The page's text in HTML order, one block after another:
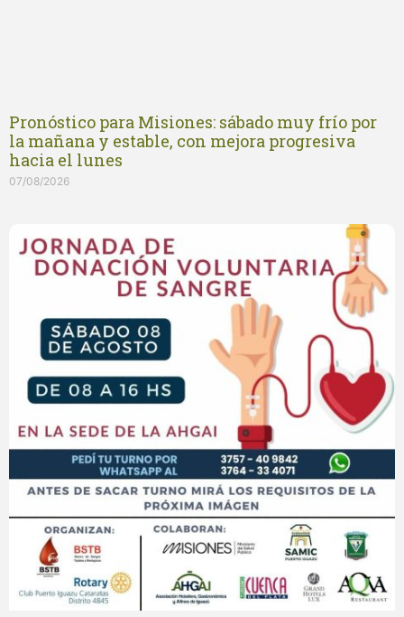
Pronóstico para Misiones: sábado muy frío por
la mañana y estable, con mejora progresiva
hacia el lunes
07/08/2026